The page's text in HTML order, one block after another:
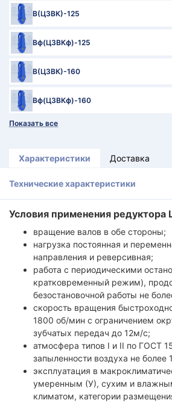
В(Ц3ВК)-125
Вф(Ц3ВКф)-125
В(Ц3ВК)-160
Вф(Ц3ВКф)-160
Показать все
Характеристики Доставка
Технические характеристики
Условия применения редуктора
вращение валов в обе стороны;
нагрузка постоянная и
направления и реверсивная;
работа с периодическими
кратковременный режим),
безостановочной работы не
скорость вращения
1800 об/мин с ограничением
зубчатых передач до 12м/с;
атмосфера типов I и II по ГОСТ
запыленности воздуха не более
эксплуатация в
умеренным (У), сухим и
климатом, категории